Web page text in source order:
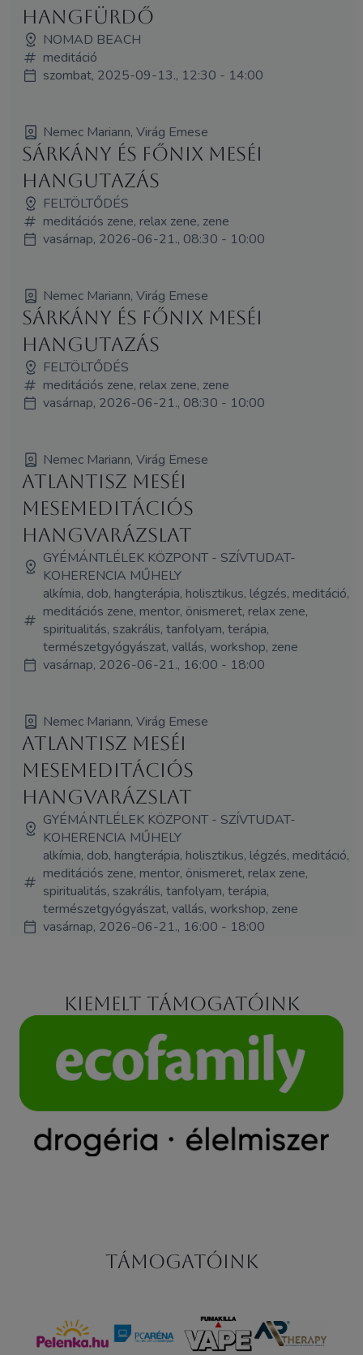
HANGFÜRDŐ
NOMAD BEACH
meditáció
szombat, 2025-09-13., 12:30 - 14:00
Nemec Mariann, Virág Emese
Sárkány és Főnix meséi
hangutazás
FELTÖLTŐDÉS
meditációs zene, relax zene, zene
vasárnap, 2026-06-21., 08:30 - 10:00
Nemec Mariann, Virág Emese
Sárkány és Főnix meséi
hangutazás
FELTÖLTŐDÉS
meditációs zene, relax zene, zene
vasárnap, 2026-06-21., 08:30 - 10:00
Nemec Mariann, Virág Emese
Atlantisz Meséi
mesemeditációs
hangvarázslat
GYÉMÁNTLÉLEK KÖZPONT - SZÍVTUDAT-
KOHERENCIA MŰHELY
alkímia, dob, hangterápia, holisztikus, légzés, meditáció,
meditációs zene, mentor, önismeret, relax zene,
spiritualitás, szakrális, tanfolyam, terápia,
természetgyógyászat, vallás, workshop, zene
vasárnap, 2026-06-21., 16:00 - 18:00
Nemec Mariann, Virág Emese
Atlantisz Meséi
mesemeditációs
hangvarázslat
GYÉMÁNTLÉLEK KÖZPONT - SZÍVTUDAT-
KOHERENCIA MŰHELY
alkímia, dob, hangterápia, holisztikus, légzés, meditáció,
meditációs zene, mentor, önismeret, relax zene,
spiritualitás, szakrális, tanfolyam, terápia,
természetgyógyászat, vallás, workshop, zene
vasárnap, 2026-06-21., 16:00 - 18:00
Kiemelt támogatóink
Támogatóink